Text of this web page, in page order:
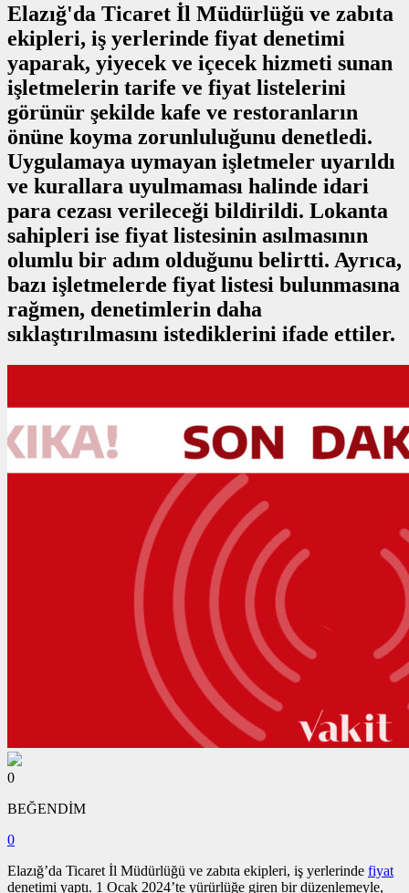
Elazığ'da Ticaret İl Müdürlüğü ve zabıta
ekipleri, iş yerlerinde fiyat denetimi
yaparak, yiyecek ve içecek hizmeti sunan
işletmelerin tarife ve fiyat listelerini
görünür şekilde kafe ve restoranların
önüne koyma zorunluluğunu denetledi.
Uygulamaya uymayan işletmeler uyarıldı
ve kurallara uyulmaması halinde idari
para cezası verileceği bildirildi. Lokanta
sahipleri ise fiyat listesinin asılmasının
olumlu bir adım olduğunu belirtti. Ayrıca,
bazı işletmelerde fiyat listesi bulunmasına
rağmen, denetimlerin daha
sıklaştırılmasını istediklerini ifade ettiler.
0
BEĞENDİM
0
Elazığ’da Ticaret İl Müdürlüğü ve zabıta ekipleri, iş yerlerinde fiyat
denetimi yaptı. 1 Ocak 2024’te yürürlüğe giren bir düzenlemeyle,